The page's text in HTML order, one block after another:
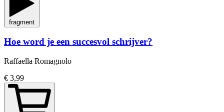
fragment
Hoe word je een succesvol schrijver?
Raffaella Romagnolo
€ 3,99